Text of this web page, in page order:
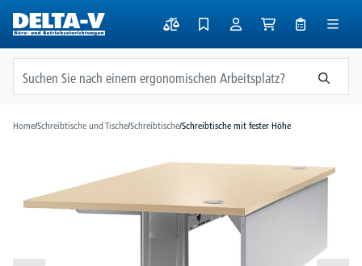
springen
Home/Schreibtische und Tische/Schreibtische/Schreibtische mit fester Höhe